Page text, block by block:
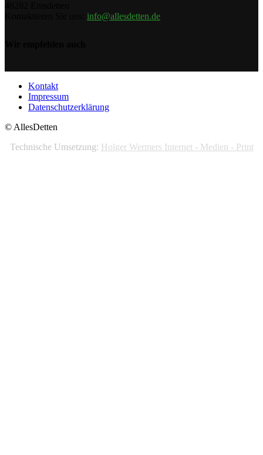
info@allesdetten.de
Kontakt
Impressum
Datenschutzerklärung
© AllesDetten
Technische Umsetzung: Holger Wermers Internet - Medien - Print